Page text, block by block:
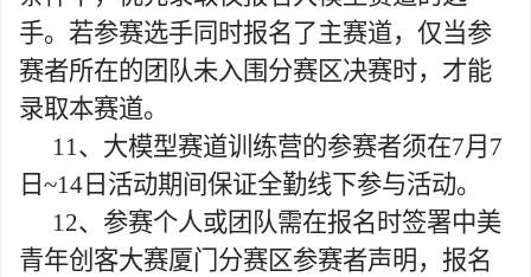
手。若参赛选手同时报名了主赛道，仅当参
赛者所在的团队未入围分赛区决赛时，才能
录取本赛道。
11、大模型赛道训练营的参赛者须在7月 7
日 ~14 日活动期间保证全勤线下参与活动。
12、参赛个人或团队需在报名时签署中美
青年创客大赛厦门分赛区参赛者声明，报名